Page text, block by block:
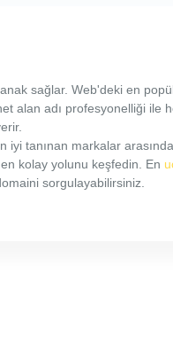
sağlar. Web'deki en
alan adı profesyonelliği ile
iyi tanınan markalar
kolay yolunu keşfedin. En
sorgulayabilirsiniz.